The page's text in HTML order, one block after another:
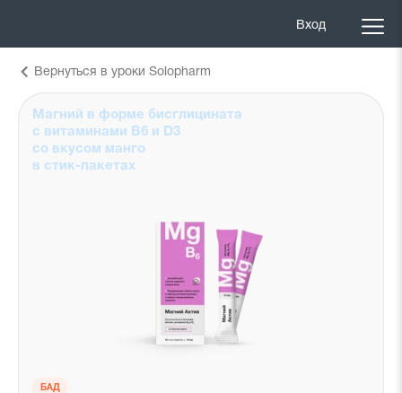
Вход
Вернуться в уроки Solopharm
Магний в форме бисглицината
с витаминами B6 и D3
со вкусом манго
в стик-пакетах
БАД